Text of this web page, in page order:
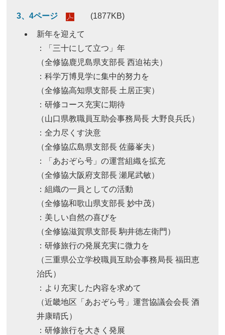
3、4ページ (1877KB)
新年を迎えて
：「三十にして立つ」年
（全修協鹿児島県支部長 西迫祐夫）
：科学万博見学に集中的努力を
（全修協高知県支部長 土居正実）
：研修コース充実に期待
（山口県教職員互助会事務局長 大野良兵氏）
：全力尽くす決意
（全修協広島県支部長 佐藤峯夫）
：「あおぞら号」の運営組織を拡充
（全修協大阪府支部長 瀬尾武敏）
：組織の一員としての活動
（全修協和歌山県支部長 妙中茂）
：美しい自然の喜びを
（全修協滋賀県支部長 駒井徳左衛門）
：研修旅行の発展充実に微力を
（三重県公立学校職員互助会事務局長 福田恵
治氏）
：より充実した内容を求めて
（近畿地区「あおぞら号」運営協議会会長 酒
井康晴氏）
：研修旅行を大きく発展